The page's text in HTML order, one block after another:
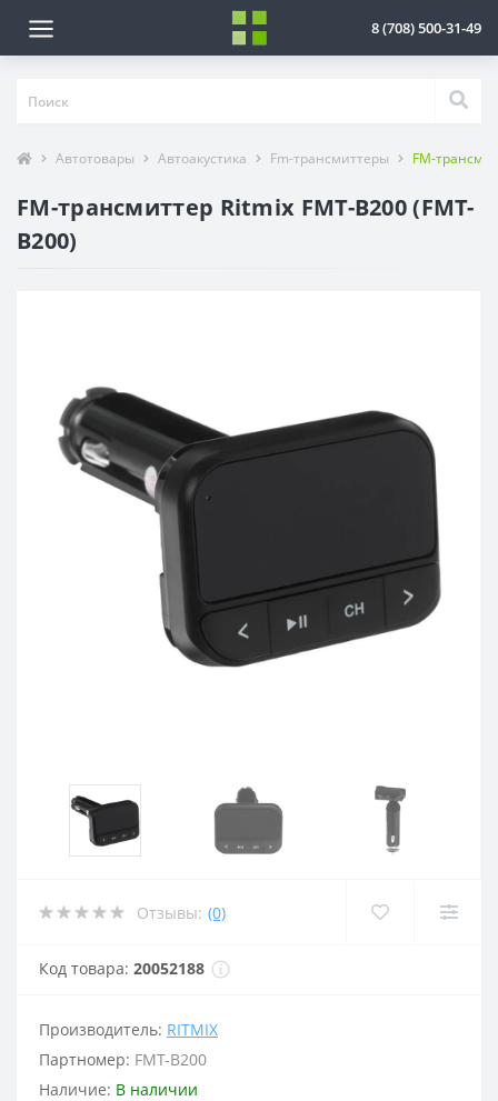
8 (708) 500-31-49
Автотовары Автоакустика Fm-трансмиттеры FM-
FM-трансмиттер Ritmix FMT-B200 (FMT-
B200)
Отзывы: (0)
Код товара: 20052188
Производитель: RITMIX
Партномер: FMT-B200
Наличие: В наличии